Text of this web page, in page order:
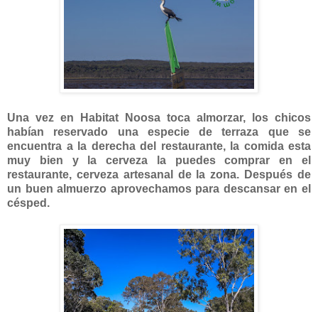
Una vez en Habitat Noosa toca almorzar, los chicos
habían reservado una especie de terraza que se
encuentra a la derecha del restaurante, la comida esta
muy bien y la cerveza la puedes comprar en el
restaurante, cerveza artesanal de la zona. Después de
un buen almuerzo aprovechamos para descansar en el
césped.